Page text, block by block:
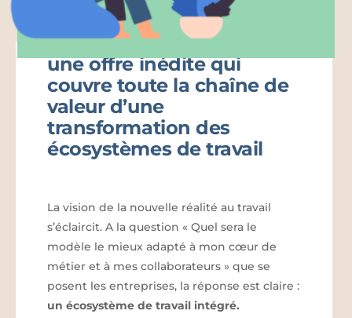
ANTROP & BICG lancent
une offre inédite qui
couvre toute la chaîne de
valeur d’une
transformation des
écosystèmes de travail
La vision de la nouvelle réalité au travail
s’éclaircit. A la question « Quel sera le
modèle le mieux adapté à mon cœur de
métier et à mes collaborateurs » que se
posent les entreprises, la réponse est claire :
un écosystème de travail intégré.